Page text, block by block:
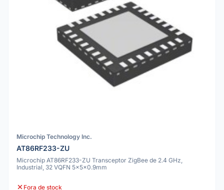
Microchip Technology Inc.
AT86RF233-ZU
Microchip AT86RF233-ZU Transceptor ZigBee de 2.4 GHz,
Industrial, 32 VQFN 5x5x0.9mm
Fora de stock